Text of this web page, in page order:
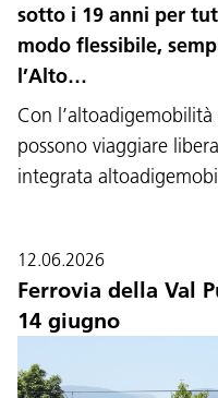
sotto i 19 anni per
modo flessibile,
l’Alto…
Con
possono viaggiare
integrata
12.06.2026
Ferrovia della Val
14 giugno